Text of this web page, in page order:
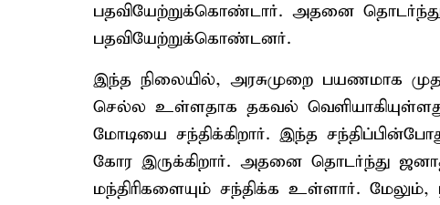
பதவியேற்றுக்கொண்டார். அதனை
பதவியேற்றுக்கொண்டனர்.
இந்த நிலையில், அரசுமுறை பயணமாக
செல்ல உள்ளதாக தகவல்
மோடியை சந்திக்கிறார். இந்த
கோர இருக்கிறார். அதனை தொடர்ந்து
மந்திரிகளையும் சந்திக்க உள்ளார். மேலும்,